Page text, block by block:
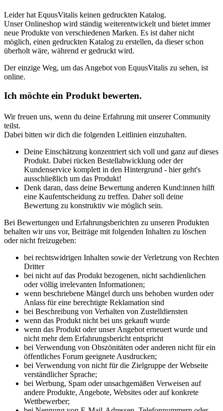
Leider hat EquusVitalis keinen gedruckten Katalog.
Unser Onlineshop wird ständig weiterentwickelt und bietet immer
neue Produkte von verschiedenen Marken. Es ist daher nicht
möglich, einen gedruckten Katalog zu erstellen, da dieser schon
überholt wäre, während er gedruckt wird.
Der einzige Weg, um das Angebot von EquusVitalis zu sehen, ist
online.
Ich möchte ein Produkt bewerten.
Wir freuen uns, wenn du deine Erfahrung mit unserer Community
teilst.
Dabei bitten wir dich die folgenden Leitlinien einzuhalten.
Deine Einschätzung konzentriert sich voll und ganz auf dieses
Produkt. Dabei rücken Bestellabwicklung oder der
Kundenservice komplett in den Hintergrund - hier geht's
ausschließlich um das Produkt!
Denk daran, dass deine Bewertung anderen Kund:innen hilft
eine Kaufentscheidung zu treffen. Daher soll deine
Bewertung zu konstruktiv wie möglich sein.
Bei Bewertungen und Erfahrungsberichten zu unseren Produkten
behalten wir uns vor, Beiträge mit folgenden Inhalten zu löschen
oder nicht freizugeben:
bei rechtswidrigen Inhalten sowie der Verletzung von Rechten
Dritter
bei nicht auf das Produkt bezogenen, nicht sachdienlichen
oder völlig irrelevanten Informationen;
wenn beschriebene Mängel durch uns behoben wurden oder
Anlass für eine berechtigte Reklamation sind
bei Beschreibung von Verhalten von Zustelldiensten
wenn das Produkt nicht bei uns gekauft wurde
wenn das Produkt oder unser Angebot erneuert wurde und
nicht mehr dem Erfahrungsbericht entspricht
bei Verwendung von Obszönitäten oder anderen nicht für ein
öffentliches Forum geeignete Ausdrucken;
bei Verwendung von nicht für die Zielgruppe der Webseite
verständlicher Sprache;
bei Werbung, Spam oder unsachgemäßen Verweisen auf
andere Produkte, Angebote, Websites oder auf konkrete
Wettbewerber;